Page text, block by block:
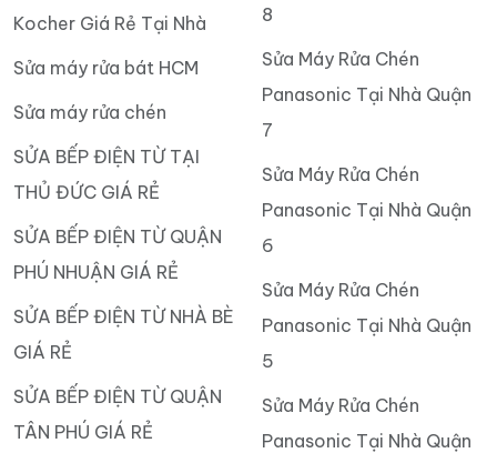
Kocher Giá Rẻ Tại Nhà
Sửa máy rửa bát HCM
Sửa máy rửa chén
SỬA BẾP ĐIỆN TỪ TẠI
THỦ ĐỨC GIÁ RẺ
SỬA BẾP ĐIỆN TỪ QUẬN
PHÚ NHUẬN GIÁ RẺ
SỬA BẾP ĐIỆN TỪ NHÀ BÈ
GIÁ RẺ
SỬA BẾP ĐIỆN TỪ QUẬN
TÂN PHÚ GIÁ RẺ
8
Sửa Máy Rửa Chén
Panasonic Tại Nhà Quận
7
Sửa Máy Rửa Chén
Panasonic Tại Nhà Quận
6
Sửa Máy Rửa Chén
Panasonic Tại Nhà Quận
5
Sửa Máy Rửa Chén
Panasonic Tại Nhà Quận